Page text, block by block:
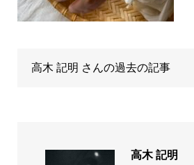
高木 記明 さんの過去の記事
高木 記明